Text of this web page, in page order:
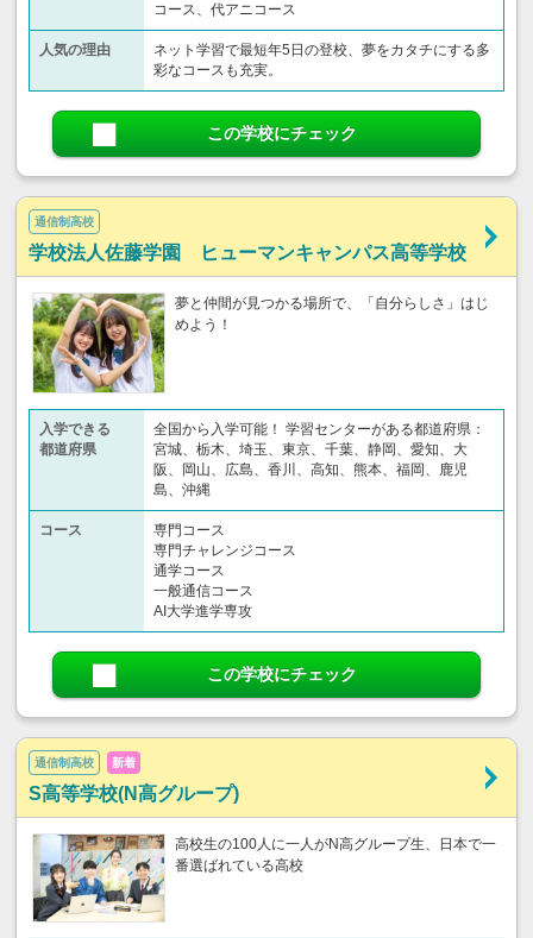
コース、代アニコース
人気の理由
ネット学習で最短年5日の登校、夢をカタチにする多
彩なコースも充実。
この学校にチェック
通信制高校
学校法人佐藤学園 ヒューマンキャンパス高等学校
夢と仲間が見つかる場所で、「自分らしさ」はじ
めよう！
入学できる
都道府県
全国から入学可能！ 学習センターがある都道府県：
宮城、栃木、埼玉、東京、千葉、静岡、愛知、大
阪、岡山、広島、香川、高知、熊本、福岡、鹿児
島、沖縄
コース
専門コース
専門チャレンジコース
通学コース
一般通信コース
AI大学進学専攻
この学校にチェック
通信制高校 新着
S高等学校(N高グループ)
高校生の100人に一人がN高グループ生、日本で一
番選ばれている高校